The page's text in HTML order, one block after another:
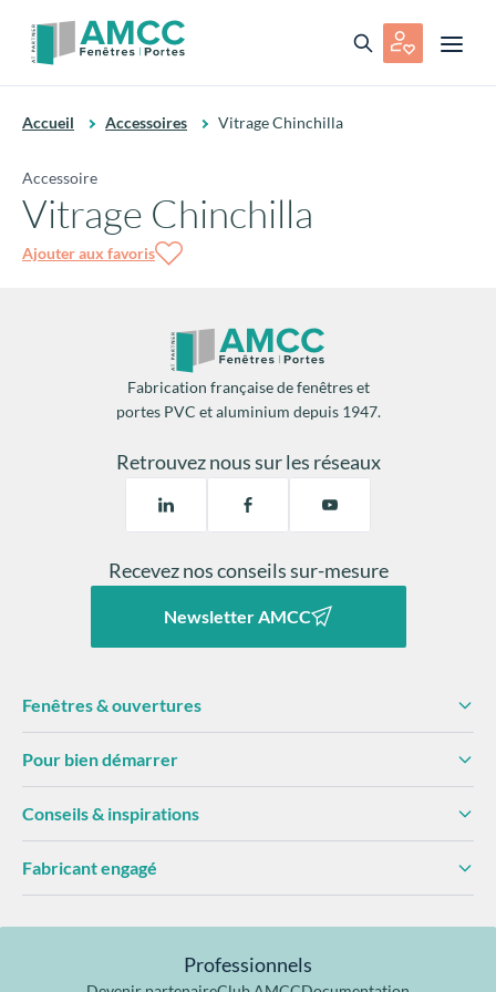
Accueil Accessoires Vitrage Chinchilla
Accessoire
Vitrage Chinchilla
Ajouter aux favoris
Fabrication française de fenêtres et
portes PVC et aluminium depuis 1947.
Retrouvez nous sur les réseaux
Recevez nos conseils sur-mesure
Newsletter AMCC
Fenêtres & ouvertures
Pour bien démarrer
Conseils & inspirations
Fabricant engagé
Professionnels